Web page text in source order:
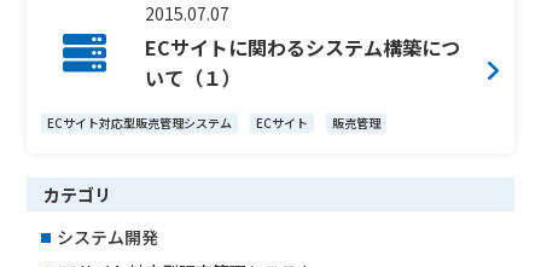
2015.07.07
ECサイトに関わるシステム構築につ
いて（１）
ECサイト対応型販売管理システム ECサイト 販売管理
カテゴリ
■ システム開発